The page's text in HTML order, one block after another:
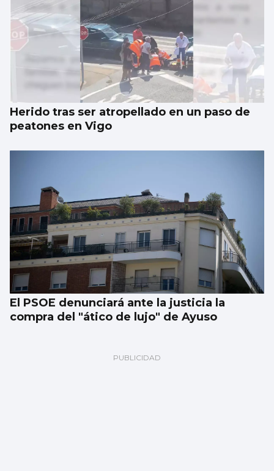
Herido tras ser atropellado en un paso de
peatones en Vigo
El PSOE denunciará ante la justicia la
compra del "ático de lujo" de Ayuso